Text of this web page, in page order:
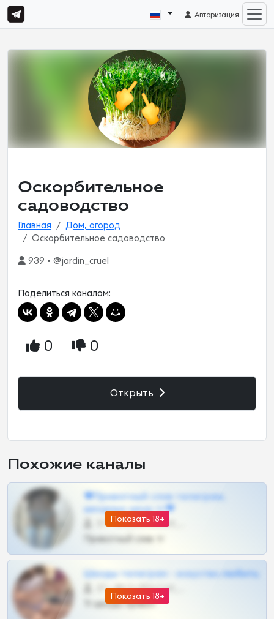
Авторизация
Оскорбительное
садоводство
Главная
Дом, огород
Оскорбительное садоводство
939 • @jardin_cruel
Поделиться каналом:
0 0
Открыть
Похожие каналы
Показать 18+
❤Приватный слив телеграм,
шкодных шкур тг❤
57 •
Приватный слив тг
Показать 18+
Шкоды телеграм - искуство любить
27 •
Тг шкоды приват